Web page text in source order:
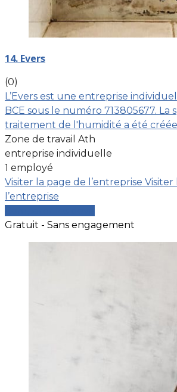
14. Evers
(0)
L’Evers est une entreprise
BCE sous le numéro 713805677. La
traitement de l'humidité a été
Zone de travail Ath
entreprise individuelle
1 employé
Visiter la page de l’entreprise Visiter
l’entreprise
Gratuit - Sans engagement